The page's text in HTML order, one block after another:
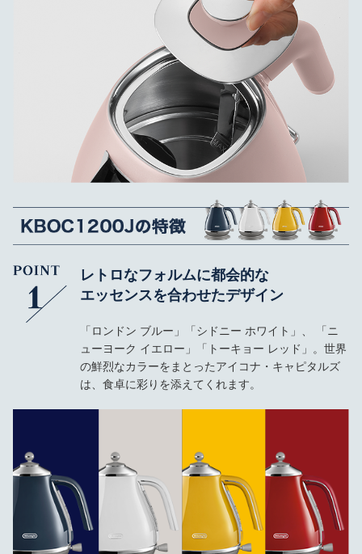
レトロなフォルムに都会的な
エッセンスを合わせたデザイン
「ロンドン ブルー」「シドニー ホワイト」、 「ニ
ューヨーク イエロー」「トーキョー レッド」。世界
の鮮烈なカラーをまとったアイコナ・キャピタルズ
は、食卓に彩りを添えてくれます。